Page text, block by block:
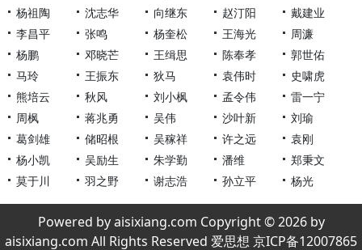
杨祖陶
沈志华 向继东 赵汀阳
戴建业
李昌平
张鸣 杨奎松 王海光
周濂
杨鹏
邓晓芒 王缉思 陈奉孝
郭世佑
马玲
王振东 狄马 袁伟时
史啸虎
熊培云
秋风 刘小枫 孟令伟
雷一宁
周枫
蒋兆勇 吴伟 沙叶新
刘瑜
葛剑雄
储昭根 吴稼祥 许之远
袁刚
杨小凯
吴励生 朱学勤 潘维
郑秉文
莫于川
羽之野 谢志浩 孙立平 杨光
Powered by aisixiang.com Copyright © 2026 by
aisixiang.com All Rights Reserved 爱思想 京ICP备12007865